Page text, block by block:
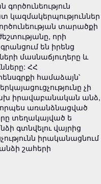
կազմակերպություններ
տարածքի
որի
են իրենց
մասնաճյուղերը և
ՀՀ
համաձայն՝
չի
իրավաբանական անձ,
որպես առանձնացված
տեղակայված ե
գտնվելու վայրից
իրականացնում
շահերի